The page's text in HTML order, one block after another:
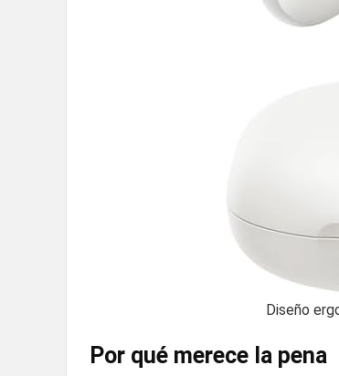
Diseño
Por qué merece la pena